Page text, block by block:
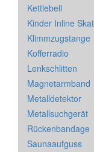
Kettlebell
Kinder Inline
Klimmzugstange
Kofferradio
Lenkschlitten
Magnetarmband
Metalldetektor
Metallsuchgerät
Rückenbandage
Saunaaufguss